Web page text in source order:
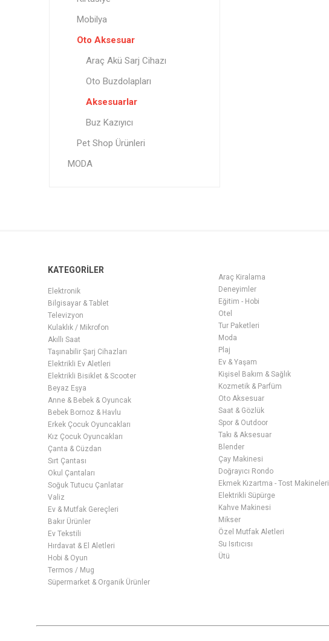
Mobilya
Oto Aksesuar
Araç Akü Sarj Cihazı
Oto Buzdolapları
Aksesuarlar
Buz Kazıyıcı
Pet Shop Ürünleri
MODA
KATEGORİLER
Elektronik
Bilgisayar & Tablet
Televizyon
Kulaklık / Mikrofon
Akıllı Saat
Taşınabilir Şarj Cihazları
Elektrikli Ev Aletleri
Elektrikli Bisiklet & Scooter
Beyaz Eşya
Anne & Bebek & Oyuncak
Bebek Bornoz & Havlu
Erkek Çocuk Oyuncakları
Kız Çocuk Oyuncakları
Çanta & Cüzdan
Sırt Çantası
Okul Çantaları
Soğuk Tutucu Çanlatar
Valiz
Ev & Mutfak Gereçleri
Bakır Ürünler
Ev Tekstili
Hırdavat & El Aletleri
Hobi & Oyun
Termos / Mug
Süpermarket & Organik Ürünler
Araç Kiralama
Deneyimler
Eğitim - Hobi
Otel
Tur Paketleri
Moda
Plaj
Ev & Yaşam
Kişisel Bakım & Sağlık
Kozmetik & Parfüm
Oto Aksesuar
Saat & Gözlük
Spor & Outdoor
Takı & Aksesuar
Blender
Çay Makinesi
Doğrayıcı Rondo
Ekmek Kızartma - Tost Makineleri
Elektrikli Süpürge
Kahve Makinesi
Mikser
Özel Mutfak Aletleri
Su Isıtıcısı
Ütü